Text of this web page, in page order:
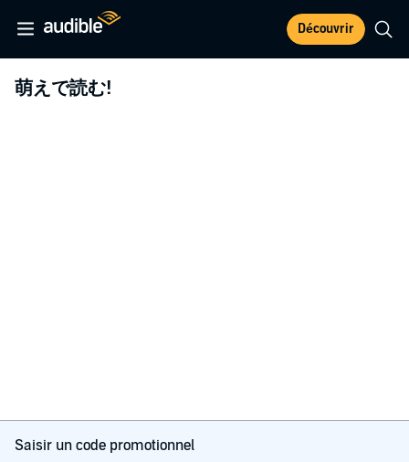
Découvrir
萌えで読む!
Saisir un code promotionnel